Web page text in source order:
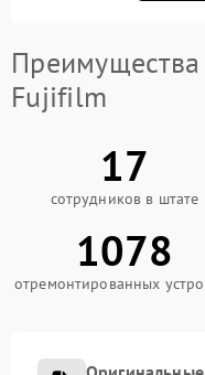
Преимущества
Fujifilm
17
сотрудников в штате
1078
отремонтированных